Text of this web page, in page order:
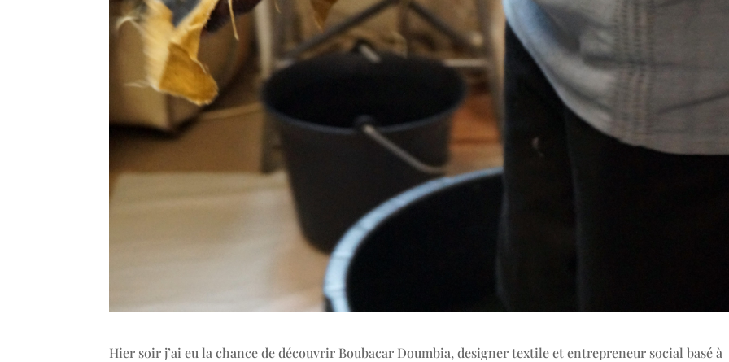
Hier soir j’ai eu la chance de découvrir Boubacar Doumbia, designer textile et entrepreneur social basé à